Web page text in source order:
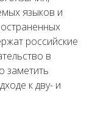
языков и
российские
в
заметить
к дву- и